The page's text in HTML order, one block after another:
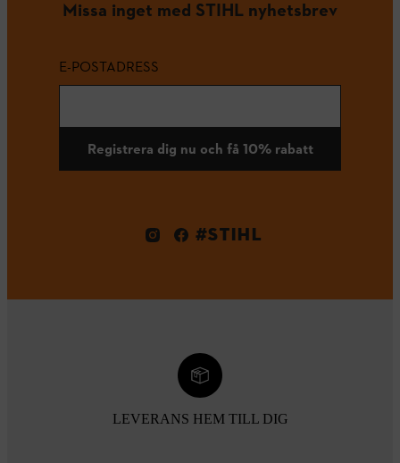
Missa inget med STIHL nyhetsbrev
E-POSTADRESS
Registrera dig nu och få 10% rabatt
#STIHL
LEVERANS HEM TILL DIG